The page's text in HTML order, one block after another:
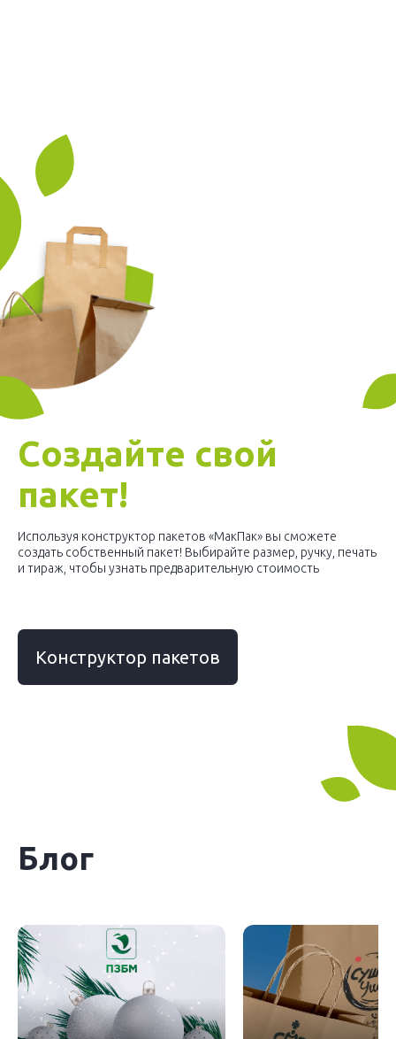
Создайте свой
пакет!
Используя конструктор пакетов «МакПак» вы сможете
создать собственный пакет! Выбирайте размер, ручку, печать
и тираж, чтобы узнать предварительную стоимость
Конструктор пакетов
Блог